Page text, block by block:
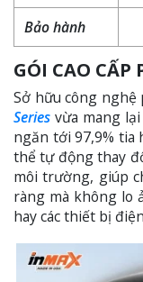
Bảo hành
GÓI CAO CẤP
Sở hữu công
Series vừa mang
ngăn tới 97,9% tia
thể tự động thay
môi trường, giúp
ràng mà không lo
hay các thiết bị